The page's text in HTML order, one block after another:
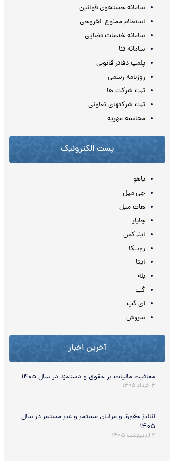
سامانه جستجوی قوانین
استعلام ممنوع الخروجی
سامانه خدمات قضایی
سامانه ثنا
پلمپ دفاتر قانونی
روزنامه رسمی
ثبت شرکت ها
ثبت شرکتهای تعاونی
محاسبه مهريه
پست الکترونیک
یاهو
جی میل
هات میل
چاپار
اینباکس
روبیکا
ایتا
بله
گپ
آی گپ
سروش
آخرین اخبار
معافیت مالیات بر حقوق و دستمزد در سال ۱۴۰۵
۴ خرداد ۱۴۰۵
آنالیز حقوق و مزایای مستمر و غیر مستمر در سال
۱۴۰۵
۲ اردیبهشت ۱۴۰۵